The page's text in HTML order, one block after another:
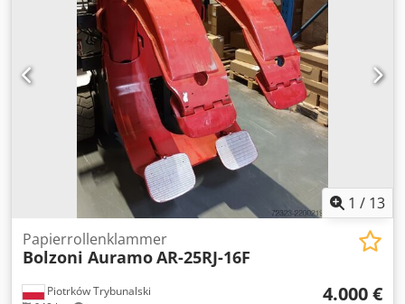
1 / 13
Piotrków Trybunalski
Papierrollenklammer
Bolzoni AuramoAR-25RJ-16F
4.000 €